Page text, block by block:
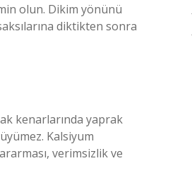
olun. Dikim yönünü
diktikten sonra
kenarlarında yaprak
Kalsiyum
verimsizlik ve